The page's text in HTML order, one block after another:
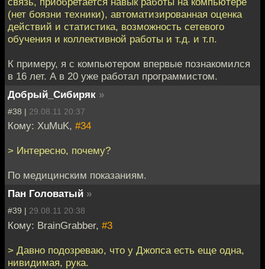
(нет боязни техники), автоматизированная оценка
действий и статистика, возможность сетевого
обучения и коллективной работы и т.д. и т.п.
К примеру, я с компьютером впервые познакомился
в 16 лет. А в 20 уже работал программистом.
Добрый_Сибиряк »
#38 | 29.08.11 20:37
Кому: XuMuK, #34
> Интересно, почему?
По медицинским показаниям.
Пан Головатый »
#39 | 29.08.11 20:38
Кому: BrainGrabber, #3
> Давно подозреваю, что у Джопса есть еще одна,
нивидимая, рука.